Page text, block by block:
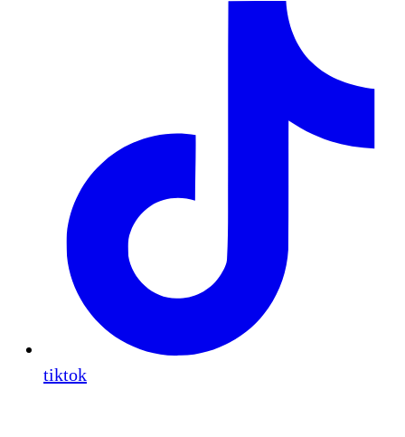
tiktok